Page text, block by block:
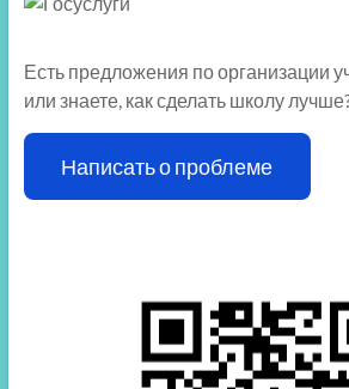
Есть предложения по организации
или знаете, как сделать школу
Написать о проблеме